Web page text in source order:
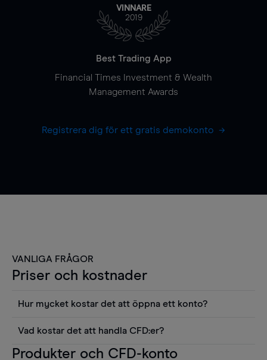
VINNARE
2019
Best Trading App
Financial Times Investment & Wealth
Management Awards
Registrera dig för ett gratis demokonto
VANLIGA FRÅGOR
Priser och kostnader
Hur mycket kostar det att öppna ett konto?
använda sådana verktyg som diagram, Reuters
Vad kostar det att handla CFD:er?
Det är en rad kostnader att tänka på när man
Produkter och CFD-konto